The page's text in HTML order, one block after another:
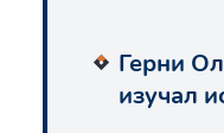
Герни
изучал